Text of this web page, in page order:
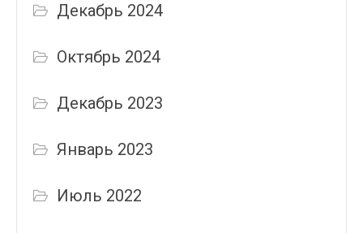
Декабрь 2024
Октябрь 2024
Декабрь 2023
Январь 2023
Июль 2022